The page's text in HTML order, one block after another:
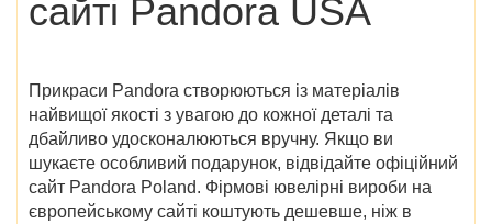
сайті Pandora USA
Прикраси Pandora створюються із матеріалів
найвищої якості з увагою до кожної деталі та
дбайливо удосконалюються вручну. Якщо ви
шукаєте особливий подарунок, відвідайте офіційний
сайт Pandora Poland. Фірмові ювелірні вироби на
європейському сайті коштують дешевше, ніж в